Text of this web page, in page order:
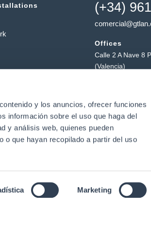
y los anuncios, ofrecer funciones
información sobre el uso que haga del
y análisis web, quienes pueden
o que hayan recopilado a partir del uso
Marketing
(+34)
Offices
Calle 2 A Nave 8
(Valencia)
Polígono
Paterna (Valencia)
Y
o
u
L
n
n
Cookies Policy Conditions of Use